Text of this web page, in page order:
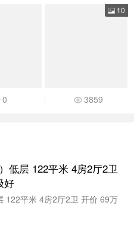
10
0 3859
2厅2卫
地段极好
122平米 4房2厅2卫 开价 69万